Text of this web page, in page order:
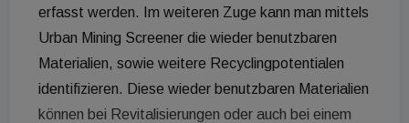
erfasst werden. Im weiteren Zuge kann man mittels
Urban Mining Screener die wieder benutzbaren
Materialien, sowie weitere Recyclingpotentialen
identifizieren. Diese wieder benutzbaren Materialien
können bei Revitalisierungen oder auch bei einem